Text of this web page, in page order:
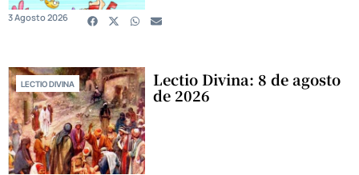
3 Agosto 2026
LECTIO DIVINA Lectio Divina: 8 de agosto
de 2026